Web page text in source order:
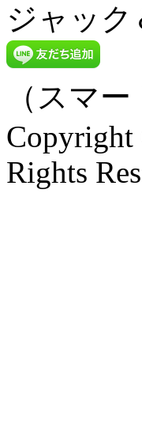
ジャッ
（スマ
Rights